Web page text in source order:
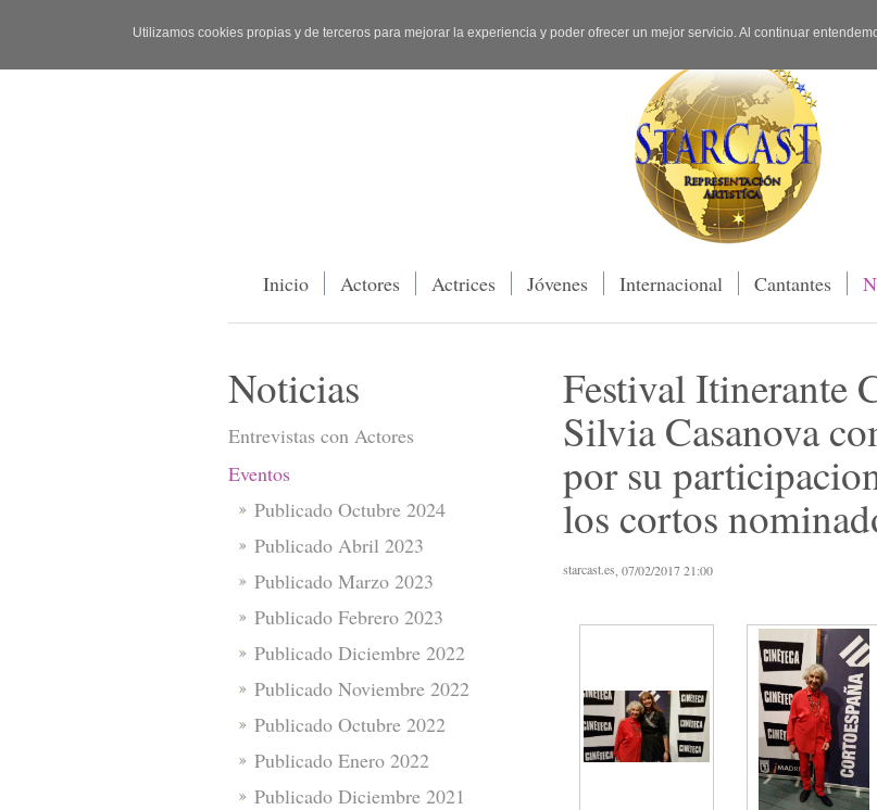
Utilizamos cookies propias y de terceros para mejorar la experiencia y poder ofrecer un mejor servicio. Al continuar
Inicio Actores Actrices Jóvenes Internacional Cantantes
Festival Itinerante
Silvia Casanova
por su
los cortos
starcast.es , 07/02/2017 21:00
Noticias
Entrevistas con Actores
Eventos
Publicado Octubre 2024
Publicado Abril 2023
Publicado Marzo 2023
Publicado Febrero 2023
Publicado Diciembre 2022
Publicado Noviembre 2022
Publicado Octubre 2022
Publicado Enero 2022
Publicado Diciembre 2021